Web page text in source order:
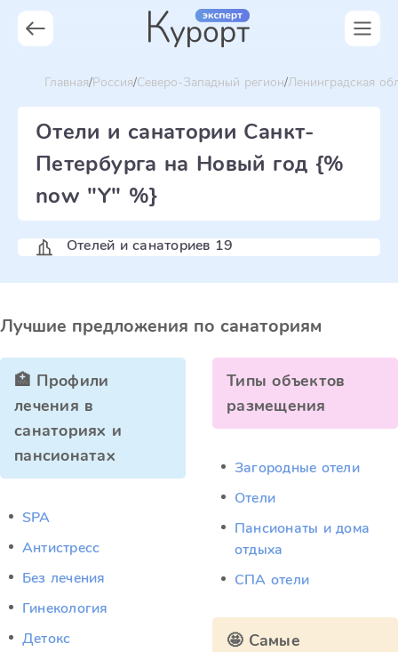
Главная Россия Северо-Западный регион Ленинградская
Отели и санатории Санкт-
Петербурга на Новый год {%
now "Y" %}
Отелей и санаториев 19
Лучшие предложения по санаториям
🏥 Профили
лечения в
санаториях и
пансионатах
SPA
Антистресс
Без лечения
Гинекология
Детокс
Типы объектов
размещения
Загородные отели
Отели
Пансионаты и дома
отдыха
СПА отели
🤩 Самые